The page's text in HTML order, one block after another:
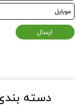
ارسال
دسته